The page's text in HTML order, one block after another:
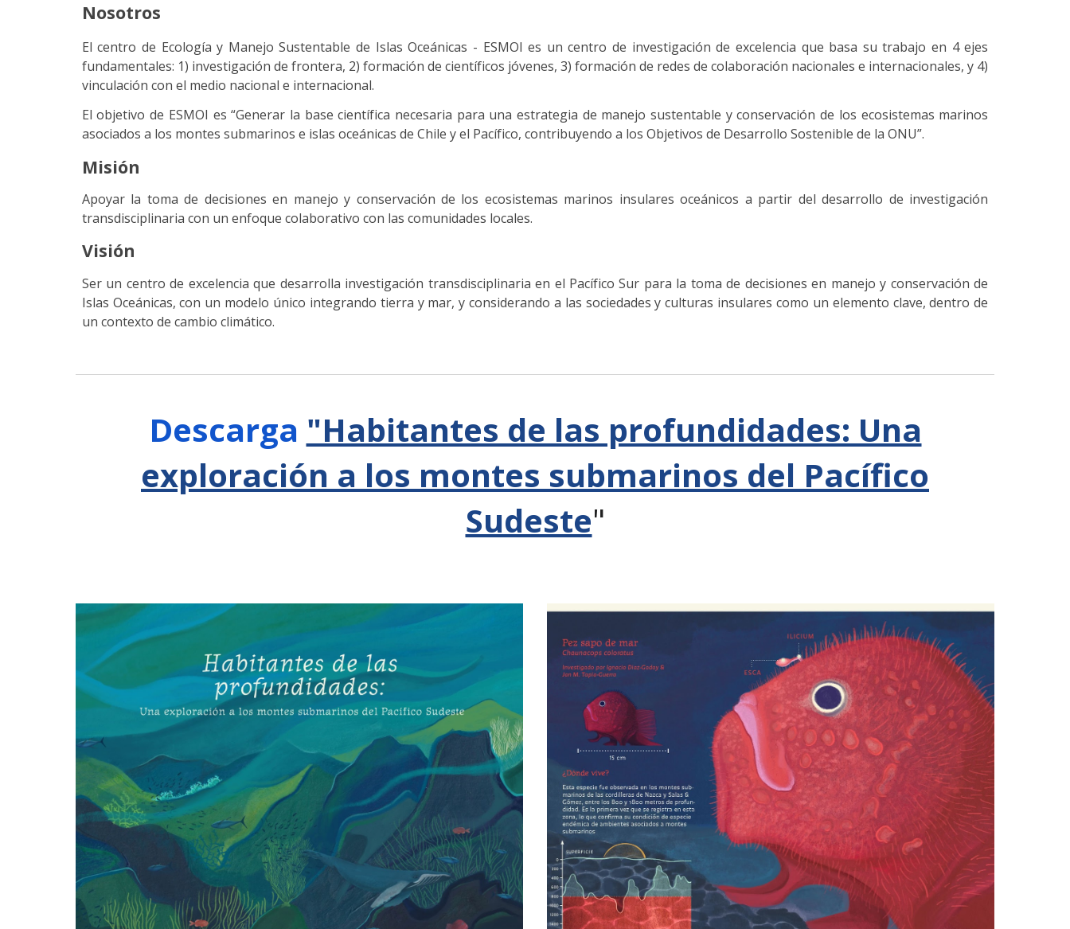
Nosotros
El centro de Ecología y Manejo Sustentable de Islas Oceánicas - ESMOI es un centro de investigación de excelencia que basa su trabajo en 4 ejes
fundamentales: 1) investigación de frontera, 2) formación de científicos jóvenes, 3) formación de redes de colaboración nacionales e internacionales, y 4)
vinculación con el medio nacional e internacional.
El objetivo de ESMOI es “Generar la base científica necesaria para una estrategia de manejo sustentable y conservación de los ecosistemas marinos
asociados a los montes submarinos e islas oceánicas de Chile y el Pacífico, contribuyendo a los Objetivos de Desarrollo Sostenible de la ONU”.
Misión
Apoyar la toma de decisiones en manejo y conservación de los ecosistemas marinos insulares oceánicos a partir del desarrollo de investigación
transdisciplinaria con un enfoque colaborativo con las comunidades locales.
Visión
Ser un centro de excelencia que desarrolla investigación transdisciplinaria en el Pacífico Sur para la toma de decisiones en manejo y conservación de
Islas Oceánicas, con un modelo único integrando tierra y mar, y considerando a las sociedades y culturas insulares como un elemento clave, dentro de
un contexto de cambio climático.
Descarga "Habitantes de las profundidades: Una
exploración a los montes submarinos del Pacífico
Sudeste"